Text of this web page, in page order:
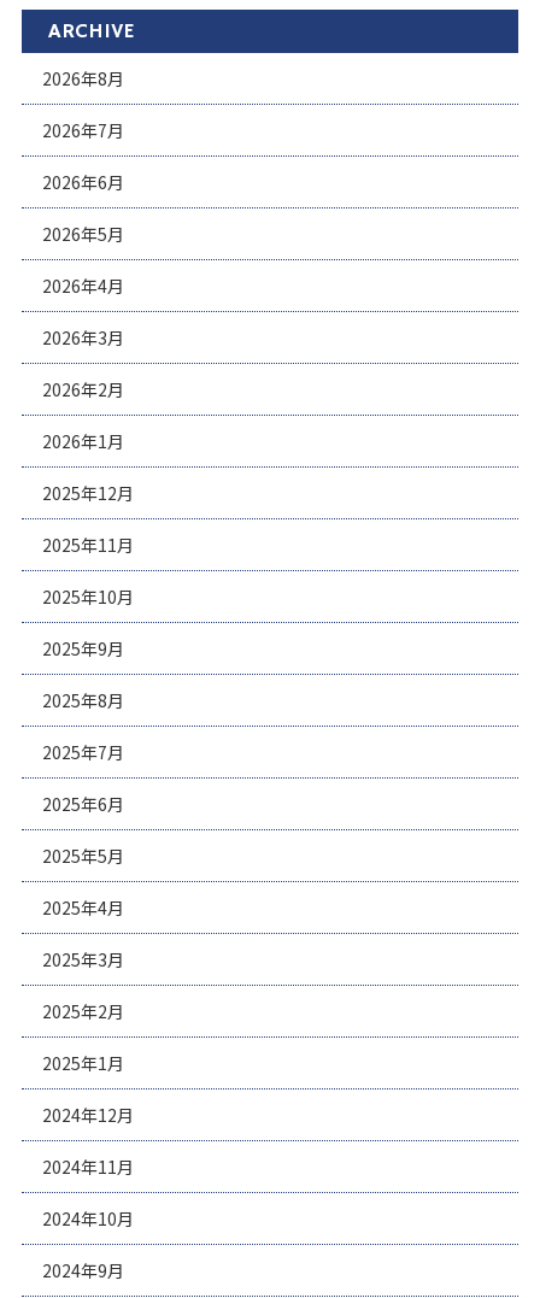
ARCHIVE
2026年8月
2026年7月
2026年6月
2026年5月
2026年4月
2026年3月
2026年2月
2026年1月
2025年12月
2025年11月
2025年10月
2025年9月
2025年8月
2025年7月
2025年6月
2025年5月
2025年4月
2025年3月
2025年2月
2025年1月
2024年12月
2024年11月
2024年10月
2024年9月